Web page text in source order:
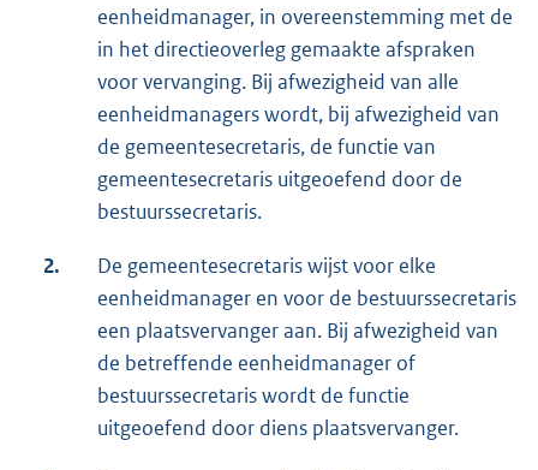
eenheidmanager, in overeenstemming met de
in het directieoverleg gemaakte afspraken
voor vervanging. Bij afwezigheid van alle
eenheidmanagers wordt, bij afwezigheid van
de gemeentesecretaris, de functie van
gemeentesecretaris uitgeoefend door de
bestuurssecretaris.
2.
De gemeentesecretaris wijst voor elke
eenheidmanager en voor de bestuurssecretaris
een plaatsvervanger aan. Bij afwezigheid van
de betreffende eenheidmanager of
bestuurssecretaris wordt de functie
uitgeoefend door diens plaatsvervanger.